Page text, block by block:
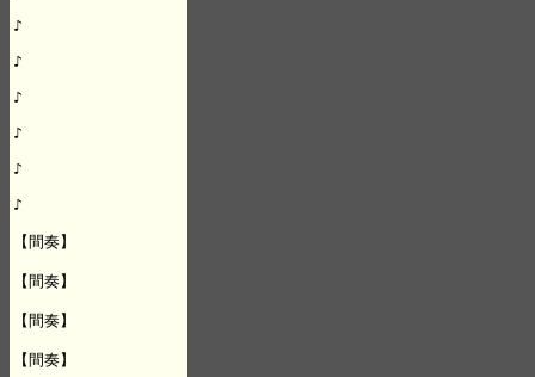
♪
♪
♪
♪
♪
♪
【間奏】
【間奏】
【間奏】
【間奏】